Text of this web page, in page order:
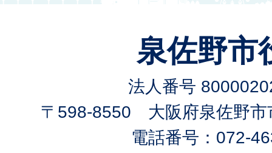
泉佐野市
法人番号
〒598-8550 大阪府泉佐野市
電話番号：072-